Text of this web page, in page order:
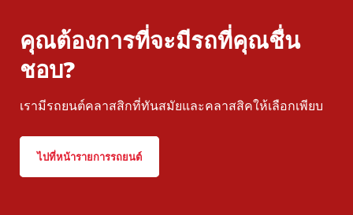
คุณต้องการที่จะมีรถที่คุณชื่น
ชอบ?
เรามีรถยนต์คลาสสิกที่ทันสมัยและคลาสสิคให้เลือกเพียบ
ไปที่หน้ารายการรถยนต์